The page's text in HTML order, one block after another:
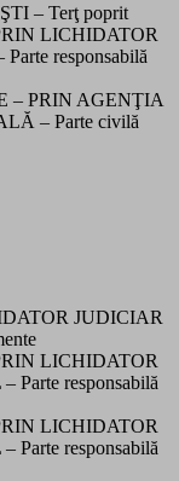
– Terţ poprit
LICHIDATOR
responsabilă
– PRIN AGENŢIA
– Parte civilă
JUDICIAR
LICHIDATOR
Parte responsabilă
LICHIDATOR
Parte responsabilă